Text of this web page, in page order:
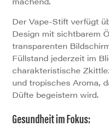
Der Vape-Stift verfügt
Design mit sichtbarem
transparenten
Füllstand jederzeit im
charakteristische
und tropisches Aroma,
Düfte begeistern wird.
Gesundheit im Fokus: